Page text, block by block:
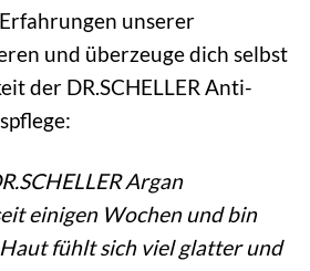
unserer
und überzeuge dich selbst
der DR.SCHELLER Anti-
Argan
einigen Wochen und bin
fühlt sich viel glatter und